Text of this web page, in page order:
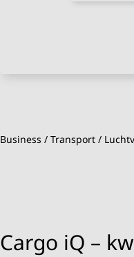
Business Transport
Cargo iQ –